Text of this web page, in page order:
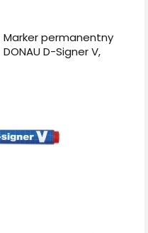
Marker permanentny
DONAU D-Signer V,